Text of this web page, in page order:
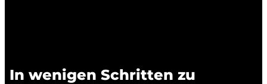
In wenigen Schritten zu